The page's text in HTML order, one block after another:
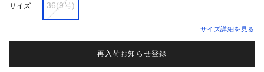
サイズ 36(9号)
サイズ詳細を見る
再入荷お知らせ登録